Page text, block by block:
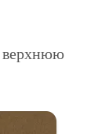
верхнюю